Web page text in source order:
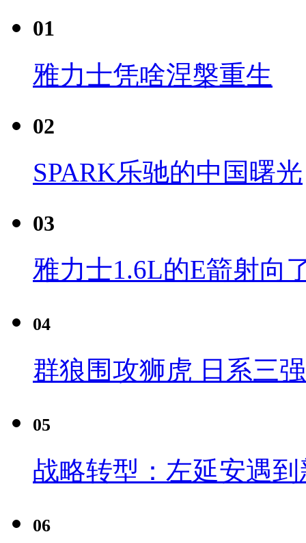
01
雅力士凭啥涅槃重生
02
SPARK乐驰的中国曙光
03
雅力士1.6L的E箭射向
04
群狼围攻狮虎 日系三
05
战略转型：左延安遇
06